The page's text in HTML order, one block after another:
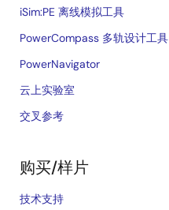
iSim:PE 离线模拟工具
PowerCompass 多轨设计工具
PowerNavigator
云上实验室
交叉参考
购买/样片
技术支持